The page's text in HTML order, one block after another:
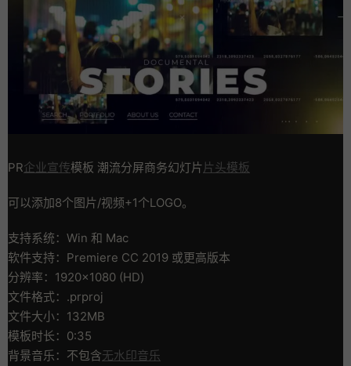
PR企业宣传模板 潮流分屏商务幻灯片片头模板
可以添加8个图片/视频+1个LOGO。
支持系统：Win 和 Mac
软件支持：Premiere CC 2019 或更高版本
分辨率：1920×1080 (HD)
文件格式：.prproj
文件大小：132MB
模板时长：0:35
背景音乐：不包含无水印音乐